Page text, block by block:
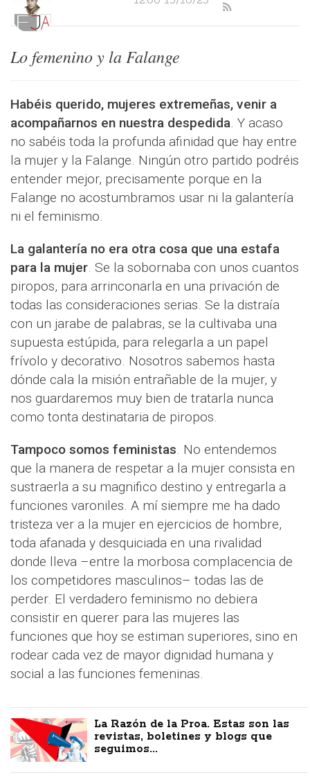
Lo femenino y la Falange
Habéis querido, mujeres extremeñas, venir a
acompañarnos en nuestra despedida. Y acaso
no sabéis toda la profunda afinidad que hay entre
la mujer y la Falange. Ningún otro partido podréis
entender mejor, precisamente porque en la
Falange no acostumbramos usar ni la galantería
ni el feminismo.
La galantería no era otra cosa que una estafa
para la mujer. Se la sobornaba con unos cuantos
piropos, para arrinconarla en una privación de
todas las consideraciones serias. Se la distraía
con un jarabe de palabras, se la cultivaba una
supuesta estúpida, para relegarla a un papel
frívolo y decorativo. Nosotros sabemos hasta
dónde cala la misión entrañable de la mujer, y
nos guardaremos muy bien de tratarla nunca
como tonta destinataria de piropos.
Tampoco somos feministas. No entendemos
que la manera de respetar a la mujer consista en
sustraerla a su magnifico destino y entregarla a
funciones varoniles. A mí siempre me ha dado
tristeza ver a la mujer en ejercicios de hombre,
toda afanada y desquiciada en una rivalidad
donde lleva –entre la morbosa complacencia de
los competidores masculinos– todas las de
perder. El verdadero feminismo no debiera
consistir en querer para las mujeres las
funciones que hoy se estiman superiores, sino en
rodear cada vez de mayor dignidad humana y
social a las funciones femeninas.
La Razón de la Proa. Estas son las
revistas, boletines y blogs que
seguimos...